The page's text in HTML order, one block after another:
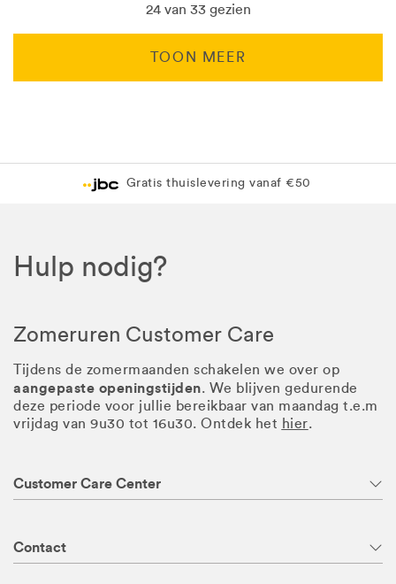
24 van 33 gezien
TOON MEER
Levering in 1 pakket
Gratis levering in JBC-winkel
Hulp nodig?
Zomeruren Customer Care
Tijdens de zomermaanden schakelen we over op
aangepaste openingstijden. We blijven gedurende
deze periode voor jullie bereikbaar van maandag t.e.m
vrijdag van 9u30 tot 16u30. Ontdek het hier.
Customer Care Center
Contact